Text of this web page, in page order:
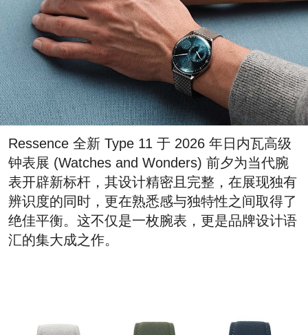
Ressence 全新 Type 11 于 2026 年日内瓦高级
钟表展 (Watches and Wonders) 前夕为当代腕
表开辟新标杆，其设计精密且完整，在展现独有
辨识度的同时，更在熟悉感与独特性之间取得了
绝佳平衡。这不仅是一枚腕表，更是品牌设计语
汇的集大成之作。